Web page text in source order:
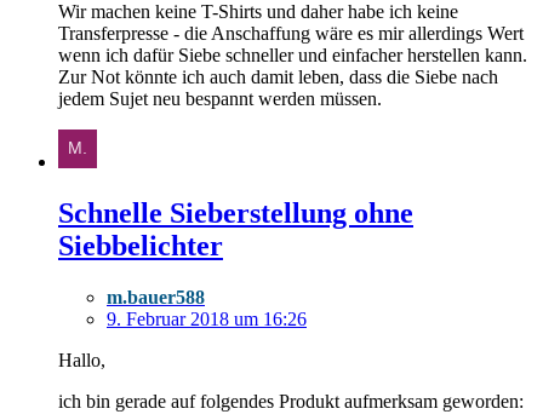
Wir machen keine T-Shirts und daher habe ich keine
Transferpresse - die Anschaffung wäre es mir allerdings Wert
wenn ich dafür Siebe schneller und einfacher herstellen kann.
Zur Not könnte ich auch damit leben, dass die Siebe nach
jedem Sujet neu bespannt werden müssen.
Schnelle Sieberstellung ohne
Siebbelichter
m.bauer588
9. Februar 2018 um 16:26
Hallo,
ich bin gerade auf folgendes Produkt aufmerksam geworden: